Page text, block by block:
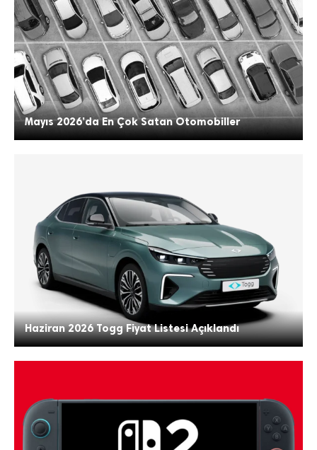
Mayıs 2026’da En Çok Satan Otomobiller
Haziran 2026 Togg Fiyat Listesi Açıklandı